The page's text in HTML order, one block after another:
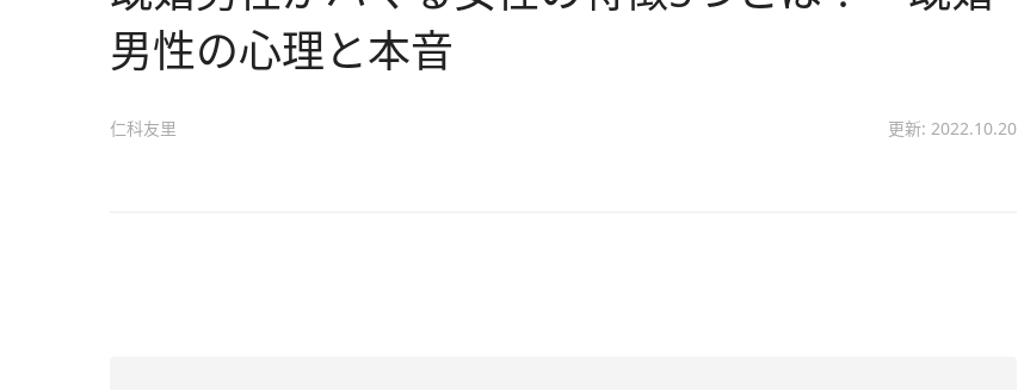
男性の心理と本音
仁科友里 更新: 2022.10.20